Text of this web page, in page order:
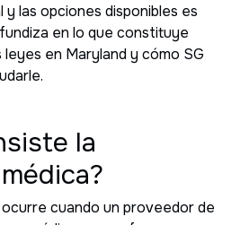
las opciones disponibles es
en lo que constituye
leyes en Maryland y cómo SG
la
cuando un proveedor de